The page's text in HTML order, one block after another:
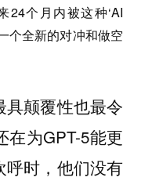
24个月内被这种‘AI
个全新的对冲和做空
颠覆性也最令
在为GPT-5能更
呼时，他们没有